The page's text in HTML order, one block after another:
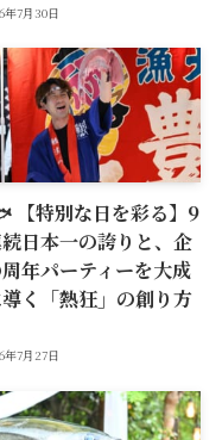
年7月30日
【特別な日を彩る】9
日本一の誇りと、企
年パーティーを大成
く「熱狂」の創り方
年7月27日